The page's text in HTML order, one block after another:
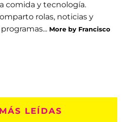
comida y tecnología.
rolas, noticias y
More by Francisco
LEÍDAS